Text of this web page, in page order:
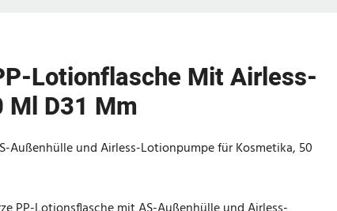
Lotionflasche Mit Airless-
Ml D31 Mm
Außenhülle und Airless-Lotionpumpe für Kosmetika, 50